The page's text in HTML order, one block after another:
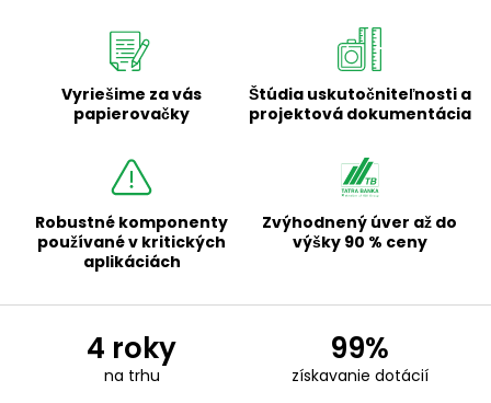
Vyriešime za vás
papierovačky
Štúdia uskutočniteľnosti a
projektová dokumentácia
Robustné komponenty
používané v kritických
aplikáciách
Zvýhodnený úver až do
výšky 90 % ceny
4 roky
na trhu
99%
získavanie dotácií
English
Slovensko
Slovensky|English
Španielsko
Angličtina
Švédsko